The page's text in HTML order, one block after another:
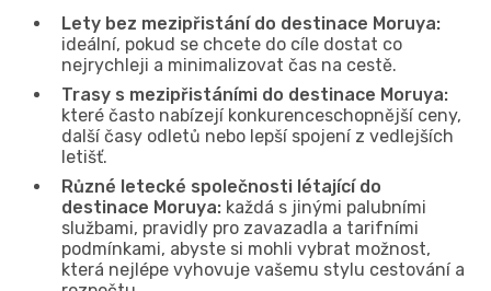
Lety bez mezipřistání do destinace Moruya:
ideální, pokud se chcete do cíle dostat co
nejrychleji a minimalizovat čas na cestě.
Trasy s mezipřistáními do destinace Moruya:
které často nabízejí konkurenceschopnější ceny,
další časy odletů nebo lepší spojení z vedlejších
letišť.
Různé letecké společnosti létající do
destinace Moruya: každá s jinými palubními
službami, pravidly pro zavazadla a tarifními
podmínkami, abyste si mohli vybrat možnost,
která nejlépe vyhovuje vašemu stylu cestování a